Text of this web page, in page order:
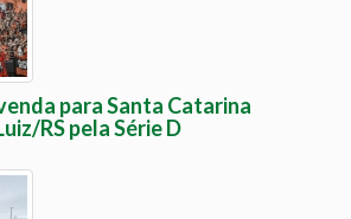
para Santa Catarina
RS pela Série D